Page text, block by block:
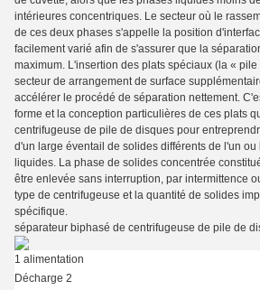
intérieures concentriques. Le secteur où le
de ces deux phases s'appelle la position
facilement varié afin de s'assurer que la
maximum. L'insertion des plats spéciaux (la «
secteur de arrangement de surface
accélérer le procédé de séparation nettement.
forme et la conception particulières de ces plats
centrifugeuse de pile de disques pour
d'un large éventail de solides différents de l'un
liquides. La phase de solides concentrée
être enlevée sans interruption, par intermittence
type de centrifugeuse et la quantité de solides
spécifique.
séparateur biphasé de centrifugeuse de pile de
1 alimentation
Décharge 2